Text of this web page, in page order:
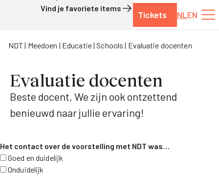
Tickets NLEN
Vind je favoriete items
NDT Meedoen Educatie Schools Evaluatie docenten
Evaluatie docenten
Beste docent, We zijn ook ontzettend
benieuwd naar jullie ervaring!
Het contact over de voorstelling met NDT was…
Goed en duidelijk
Onduidelijk